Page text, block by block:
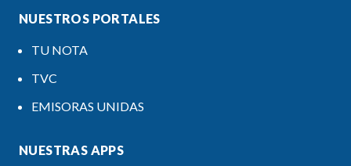
NUESTROS PORTALES
TU NOTA
TVC
EMISORAS UNIDAS
NUESTRAS APPS